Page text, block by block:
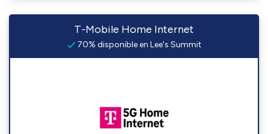
T-Mobile Home Internet
70% disponible en Lee's Summit